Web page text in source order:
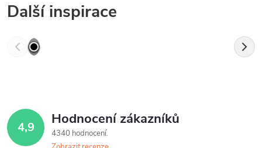
Další inspirace
4,9 Hodnocení zákazníků
4340 hodnocení